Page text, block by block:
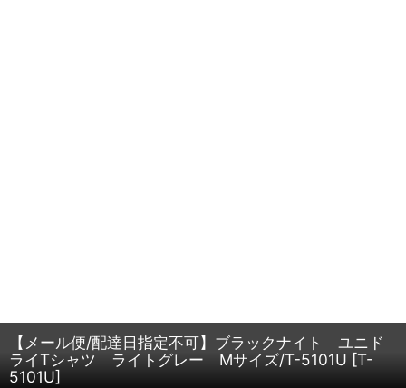
【メール便/配達日指定不可】ブラックナイト ユニド
ライTシャツ ライトグレー Mサイズ/T-5101U [T-
5101U]